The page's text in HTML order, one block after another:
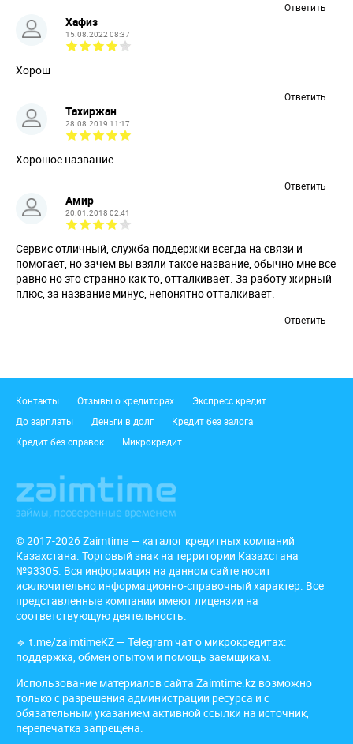
Ответить
Хафиз
15.08.2022 08:37
Хорош
Ответить
Тахиржан
28.08.2019 11:17
Хорошое название
Ответить
Амир
20.01.2018 02:41
Сервис отличный, служба поддержки всегда на связи и
помогает, но зачем вы взяли такое название, обычно мне все
равно но это странно как то, отталкивает. За работу жирный
плюс, за название минус, непонятно отталкивает.
Ответить
Подвал
Контакты Отзывы о кредиторах
Экспресс кредит
До зарплаты
Деньги в долг
Кредит без залога
Кредит без справок
Микрокредит
© 2017-2026 Zaimtime — каталог кредитных компаний
Казахстана. Торговый знак на территории Казахстана
№93305. Вся информация на данном сайте носит
исключительно информационно-справочный характер. Все
представленные компании имеют лицензии на
соответствующую деятельность.
🔹 t.me/zaimtimeKZ — Telegram чат о микрокредитах:
поддержка, обмен опытом и помощь заемщикам.
Использование материалов сайта Zaimtime.kz возможно
только с разрешения администрации ресурса и с
обязательным указанием активной ссылки на источник,
перепечатка запрещена.